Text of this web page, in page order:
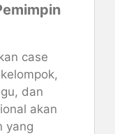
case
dan
akan
yang